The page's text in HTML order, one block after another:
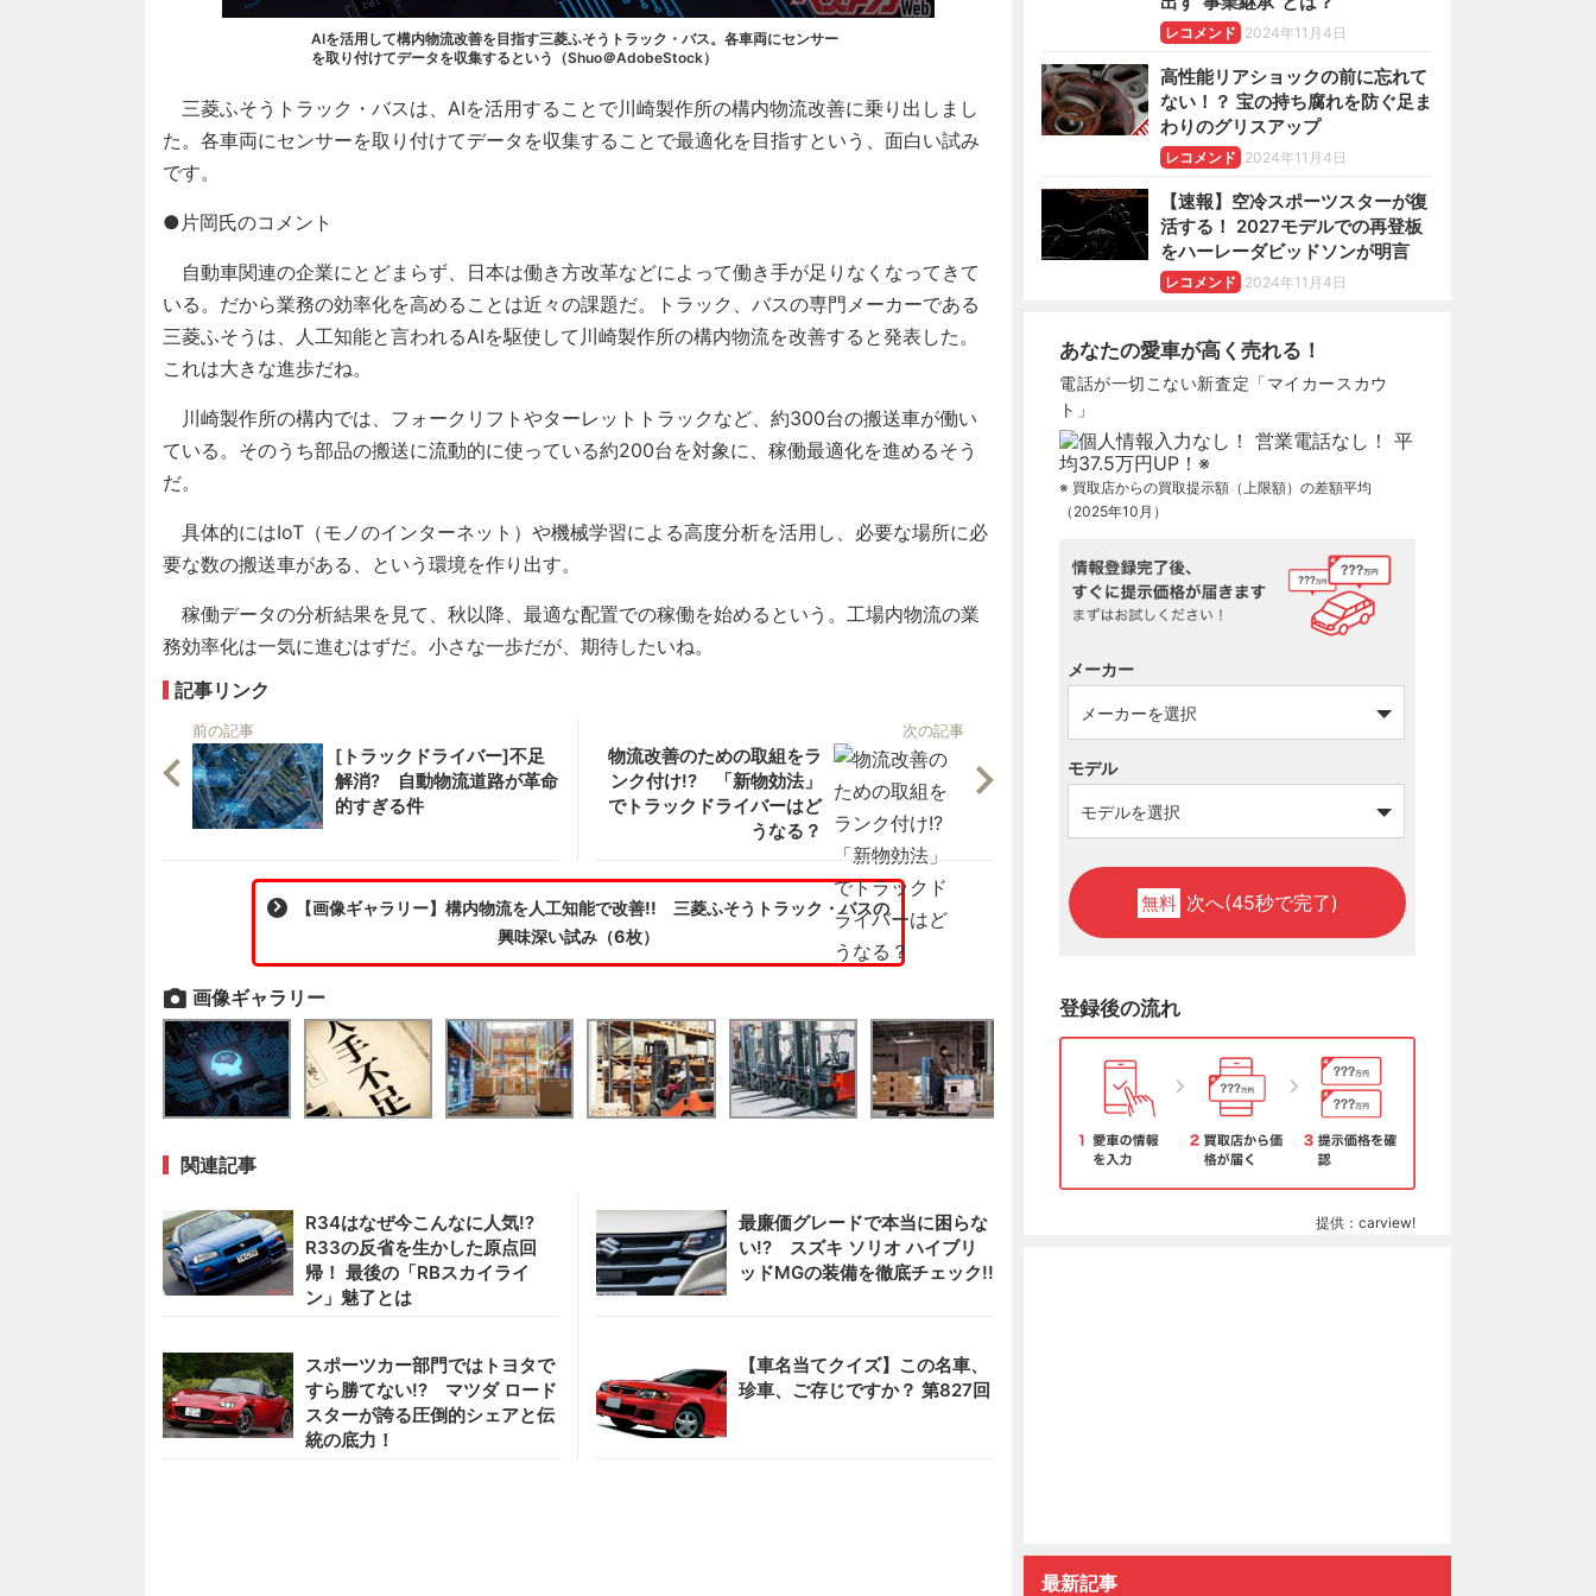
AIを活用して構内物流改善を目指す三菱ふそうトラック・バス。各車両にセンサー
を取り付けてデータを収集するという（Shuo＠AdobeStock）
三菱ふそうトラック・バスは、AIを活用することで川崎製作所の構内物流改善に乗り出しまし
た。各車両にセンサーを取り付けてデータを収集することで最適化を目指すという、面白い試み
です。
●片岡氏のコメント
自動車関連の企業にとどまらず、日本は働き方改革などによって働き手が足りなくなってきて
いる。だから業務の効率化を高めることは近々の課題だ。トラック、バスの専門メーカーである
三菱ふそうは、人工知能と言われるAIを駆使して川崎製作所の構内物流を改善すると発表した。
これは大きな進歩だね。
川崎製作所の構内では、フォークリフトやターレットトラックなど、約300台の搬送車が働い
ている。そのうち部品の搬送に流動的に使っている約200台を対象に、稼働最適化を進めるそう
だ。
具体的にはIoT（モノのインターネット）や機械学習による高度分析を活用し、必要な場所に必
要な数の搬送車がある、という環境を作り出す。
稼働データの分析結果を見て、秋以降、最適な配置での稼働を始めるという。工場内物流の業
務効率化は一気に進むはずだ。小さな一歩だが、期待したいね。
記事リンク
前の記事
[トラックドライバー]不足
解消? 自動物流道路が革命
的すぎる件
次の記事
物流改善のための取組をラ
ンク付け!? 「新物効法」
でトラックドライバーはど
うなる？
【画像ギャラリー】構内物流を人工知能で改善!! 三菱ふそうトラック・バスの
興味深い試み（6枚）
画像ギャラリー
関連記事
R34はなぜ今こんなに人気!?
R33の反省を生かした原点回
帰！ 最後の「RBスカイライ
ン」魅了とは
最廉価グレードで本当に困らな
い!? スズキ ソリオ ハイブリ
ッドMGの装備を徹底チェック!!
スポーツカー部門ではトヨタで
すら勝てない!? マツダ ロード
スターが誇る圧倒的シェアと伝
統の底力！
【車名当てクイズ】この名車、
珍車、ご存じですか？ 第827回
レコメンド 2024年11月4日
高性能リアショックの前に忘れて
ない！？ 宝の持ち腐れを防ぐ足ま
わりのグリスアップ
レコメンド 2024年11月4日
【速報】空冷スポーツスターが復
活する！ 2027モデルでの再登板
をハーレーダビッドソンが明言
レコメンド 2024年11月4日
あなたの愛車が高く売れる！
電話が一切こない新査定「マイカースカウ
ト」
※ 買取店からの買取提示額（上限額）の差額平均
（2025年10月）
メーカー
モデル
無料 次へ(45秒で完了)
登録後の流れ
提供：carview!
最新記事